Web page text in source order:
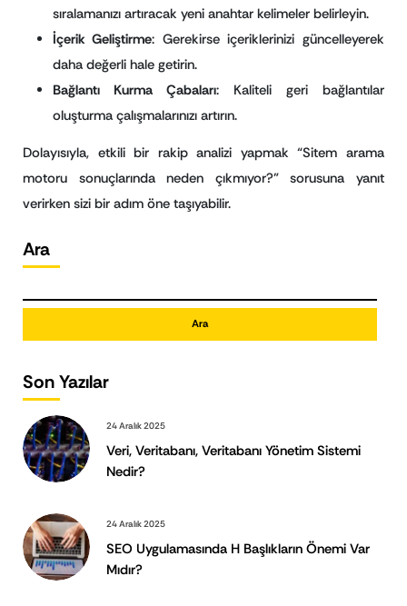
sıralamanızı artıracak yeni anahtar kelimeler belirleyin.
İçerik Geliştirme: Gerekirse içeriklerinizi güncelleyerek
daha değerli hale getirin.
Bağlantı Kurma Çabaları: Kaliteli geri bağlantılar
oluşturma çalışmalarınızı artırın.
Dolayısıyla, etkili bir rakip analizi yapmak “Sitem arama
motoru sonuçlarında neden çıkmıyor?” sorusuna yanıt
verirken sizi bir adım öne taşıyabilir.
Ara
Ara
Son Yazılar
24 Aralık 2025
Veri, Veritabanı, Veritabanı Yönetim Sistemi
Nedir?
24 Aralık 2025
SEO Uygulamasında H Başlıkların Önemi Var
Mıdır?